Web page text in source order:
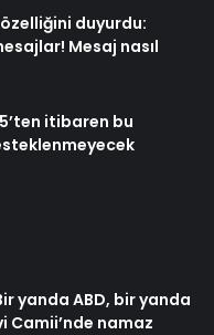
duyurdu:
Mesaj nasıl
itibaren bu
yanda ABD, bir yanda
Camii’nde namaz